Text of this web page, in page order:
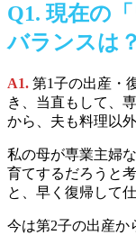
Q1. 現在の
バランスは？
A1. 第1子の出産・
き、当直もして、
から、夫も料理以
私の母が専業主婦
育てするだろうと
と、早く復帰して
今は第2子の出産か